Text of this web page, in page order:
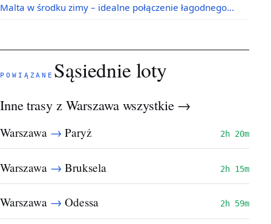
Malta w środku zimy – idealne połączenie łagodnego…
POWIĄZANE Sąsiednie loty
Inne trasy z Warszawa wszystkie →
Warszawa → Paryż 2h 20m
Warszawa → Bruksela 2h 15m
Warszawa → Odessa 2h 59m